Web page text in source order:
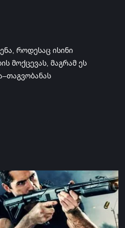
როდესაც ისინი
მოქცევას, მაგრამ ეს